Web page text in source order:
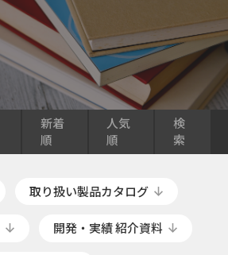
新着
順
人気
順
検
索
取り扱い製品カタログ
開発・実績 紹介資料